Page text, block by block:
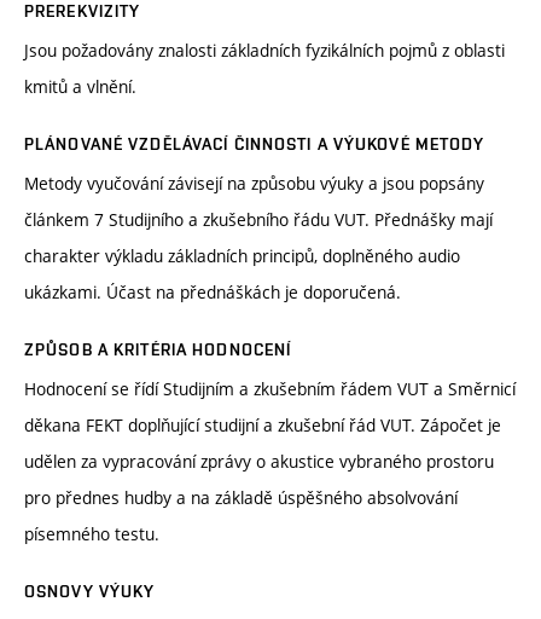
PREREKVIZITY
Jsou požadovány znalosti základních fyzikálních pojmů z oblasti
kmitů a vlnění.
PLÁNOVANÉ VZDĚLÁVACÍ ČINNOSTI A VÝUKOVÉ METODY
Metody vyučování závisejí na způsobu výuky a jsou popsány
článkem 7 Studijního a zkušebního řádu VUT. Přednášky mají
charakter výkladu základních principů, doplněného audio
ukázkami. Účast na přednáškách je doporučená.
ZPŮSOB A KRITÉRIA HODNOCENÍ
Hodnocení se řídí Studijním a zkušebním řádem VUT a Směrnicí
děkana FEKT doplňující studijní a zkušební řád VUT. Zápočet je
udělen za vypracování zprávy o akustice vybraného prostoru
pro přednes hudby a na základě úspěšného absolvování
písemného testu.
OSNOVY VÝUKY